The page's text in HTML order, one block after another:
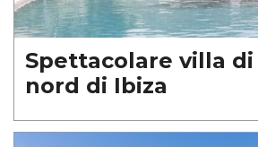
Spettacolare villa
nord di Ibiza